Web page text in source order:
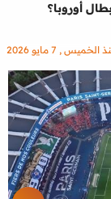
أوروبا؟
الخميس , 7 مايو 2026